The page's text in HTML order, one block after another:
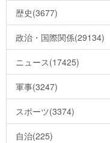
歴史(3677)
政治・国際関係(29134)
ニュース(17425)
軍事(3247)
スポーツ(3374)
自治(225)